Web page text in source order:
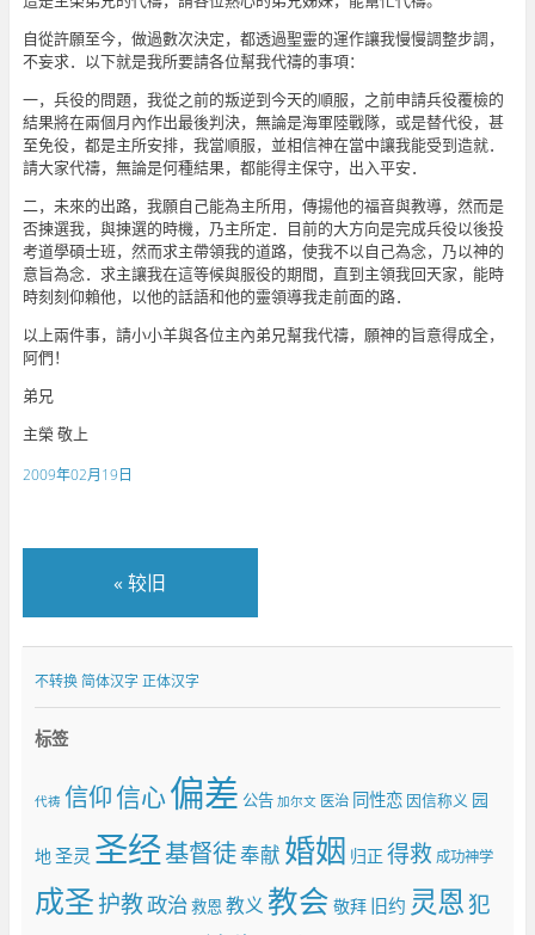
自從許願至今，做過數次決定，都透過聖靈的運作讓我慢慢調整步調，
不妄求．以下就是我所要請各位幫我代禱的事項：
一，兵役的問題，我從之前的叛逆到今天的順服，之前申請兵役覆檢的
結果將在兩個月內作出最後判決，無論是海軍陸戰隊，或是替代役，甚
至免役，都是主所安排，我當順服，並相信神在當中讓我能受到造就．
請大家代禱，無論是何種結果，都能得主保守，出入平安．
二，未來的出路，我願自己能為主所用，傳揚他的福音與教導，然而是
否揀選我，與揀選的時機，乃主所定．目前的大方向是完成兵役以後投
考道學碩士班，然而求主帶領我的道路，使我不以自己為念，乃以神的
意旨為念．求主讓我在這等候與服役的期間，直到主領我回天家，能時
時刻刻仰賴他，以他的話語和他的靈領導我走前面的路．
以上兩件事，請小小羊與各位主內弟兄幫我代禱，願神的旨意得成全，
阿們！
弟兄
主榮 敬上
2009年02月19日
« 较旧
不转换 简体汉字 正体汉字
标签
代祷 信仰信心偏差 公告 加尔文 医治 同性恋 因信称义 园
地 圣灵 圣经基督徒奉献 婚姻 归正 得救 成功神学
成圣护教政治救恩 教义 教会 敬拜 旧约 灵恩犯